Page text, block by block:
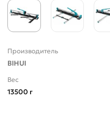
Производитель
BIHUI
Вес
13500 г